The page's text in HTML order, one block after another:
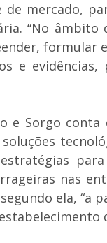
mercado,
“No âmbito
formular
e
e Sorgo
nas
ela, “a